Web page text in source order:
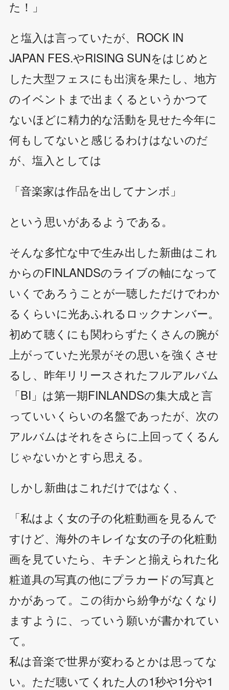
た！」
と塩入は言っていたが、ROCK IN
JAPAN FES.やRISING SUNをはじめと
した大型フェスにも出演を果たし、地方
のイベントまで出まくるというかつて
ないほどに精力的な活動を見せた今年に
何もしてないと感じるわけはないのだ
が、塩入としては
「音楽家は作品を出してナンボ」
という思いがあるようである。
そんな多忙な中で生み出した新曲はこれ
からのFINLANDSのライブの軸になって
いくであろうことが一聴しただけでわか
るくらいに光あふれるロックナンバー。
初めて聴くにも関わらずたくさんの腕が
上がっていた光景がその思いを強くさせ
るし、昨年リリースされたフルアルバム
「BI」は第一期FINLANDSの集大成と言
っていいくらいの名盤であったが、次の
アルバムはそれをさらに上回ってくるん
じゃないかとすら思える。
しかし新曲はこれだけではなく、
「私はよく女の子の化粧動画を見るんで
すけど、海外のキレイな女の子の化粧動
画を見ていたら、キチンと揃えられた化
粧道具の写真の他にプラカードの写真と
かがあって。この街から紛争がなくなり
ますように、っていう願いが書かれてい
て。
私は音楽で世界が変わるとかは思ってな
い。ただ聴いてくれた人の1秒や1分や1